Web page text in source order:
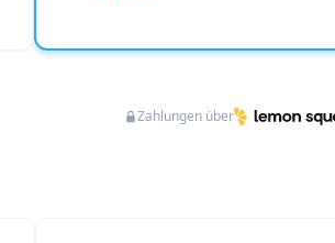
Zahlungen über